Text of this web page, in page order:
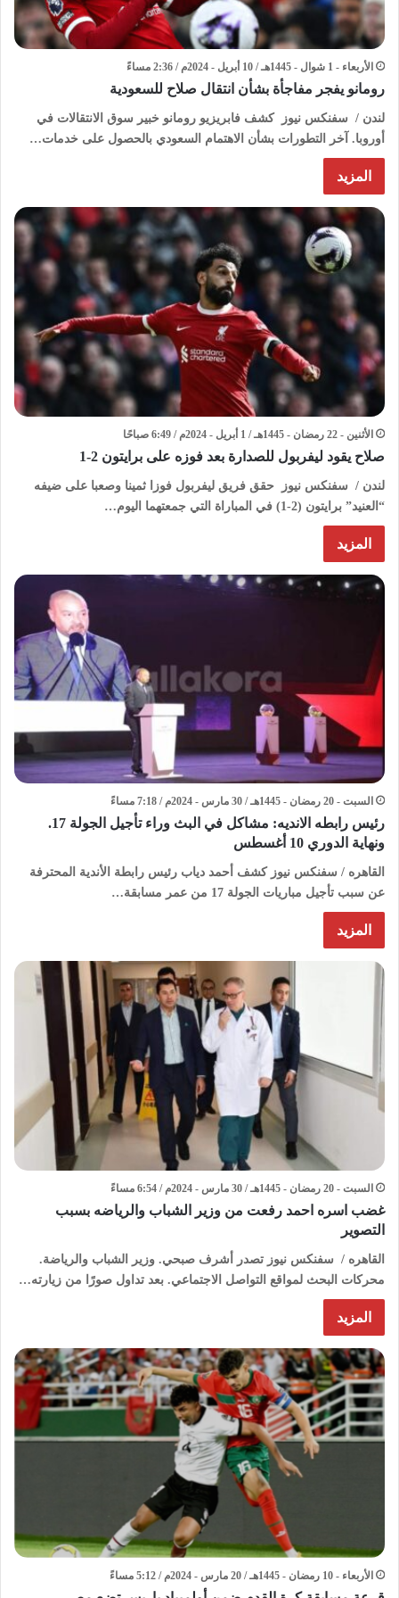
الأربعاء - 1 شوال - 1445هـ / 10 أبريل - 2024م / 2:36 مساءً
رومانو يفجر مفاجأة بشأن انتقال صلاح للسعودية
لندن / سفنكس نيوز كشف فابريزيو رومانو خبير سوق الانتقالات في
أوروبا. آخر التطورات بشأن الاهتمام السعودي بالحصول على خدمات…
المزيد
الأثنين - 22 رمضان - 1445هـ / 1 أبريل - 2024م / 6:49 صباحًا
صلاح يقود ليفربول للصدارة بعد فوزه على برايتون 2-1
لندن / سفنكس نيوز حقق فريق ليفربول فوزا ثمينا وصعبا على ضيفه
“العنيد” برايتون (2-1) في المباراة التي جمعتهما اليوم…
المزيد
السبت - 20 رمضان - 1445هـ / 30 مارس - 2024م / 7:18 مساءً
رئيس رابطه الانديه: مشاكل في البث وراء تأجيل الجولة 17.
ونهاية الدوري 10 أغسطس
القاهره / سفنكس نيوز كشف أحمد دياب رئيس رابطة الأندية المحترفة
عن سبب تأجيل مباريات الجولة 17 من عمر مسابقة…
المزيد
السبت - 20 رمضان - 1445هـ / 30 مارس - 2024م / 6:54 مساءً
غضب اسره احمد رفعت من وزير الشباب والرياضه بسبب
التصوير
القاهره / سفنكس نيوز تصدر أشرف صبحي. وزير الشباب والرياضة.
محركات البحث لمواقع التواصل الاجتماعي. بعد تداول صورًا من زيارته…
المزيد
الأربعاء - 10 رمضان - 1445هـ / 20 مارس - 2024م / 5:12 مساءً